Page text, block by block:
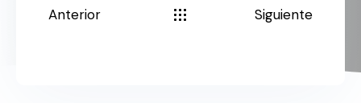
Anterior Siguiente